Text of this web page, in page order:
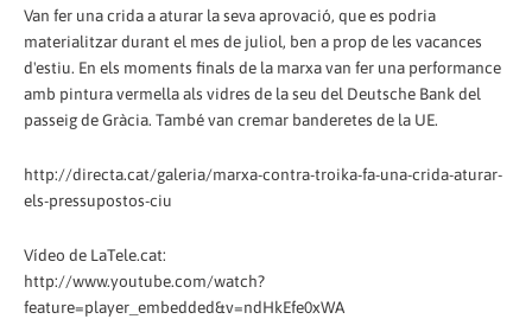
Van fer una crida a aturar la seva aprovació, que es podria
materialitzar durant el mes de juliol, ben a prop de les vacances
d'estiu. En els moments finals de la marxa van fer una performance
amb pintura vermella als vidres de la seu del Deutsche Bank del
passeig de Gràcia. També van cremar banderetes de la UE.
http://directa.cat/galeria/marxa-contra-troika-fa-una-crida-aturar-
els-pressupostos-ciu
Vídeo de LaTele.cat:
http://www.youtube.com/watch?
feature=player_embedded&v=ndHkEfe0xWA